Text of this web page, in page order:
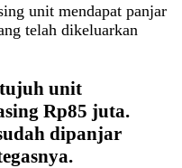
unit mendapat panjar
telah dikeluarkan
unit
Rp85 juta.
dipanjar